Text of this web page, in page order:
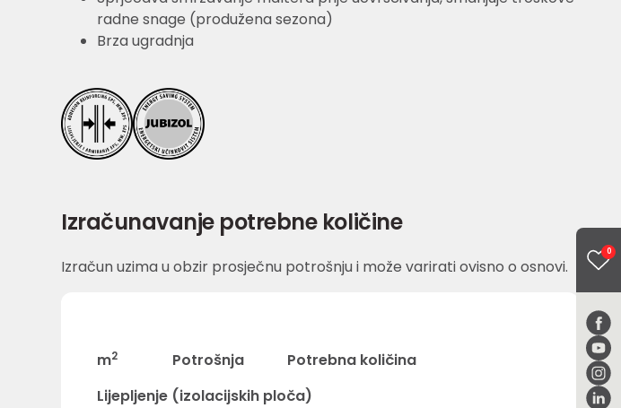
0
radne snage (produžena sezona)
Brza ugradnja
Izračunavanje potrebne količine
Izračun uzima u obzir prosječnu potrošnju i može varirati ovisno o osnovi.
m2 Potrošnja
Potrebna količina
Lijepljenje (izolacijskih ploča)